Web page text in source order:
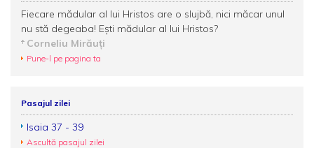
Fiecare mădular al lui Hristos are o slujbă, nici măcar unul
nu stă degeaba! Ești mădular al lui Hristos?
Corneliu Mirăuţi
Pune-l pe pagina ta
Pasajul zilei
Isaia 37 - 39
Ascultă pasajul zilei